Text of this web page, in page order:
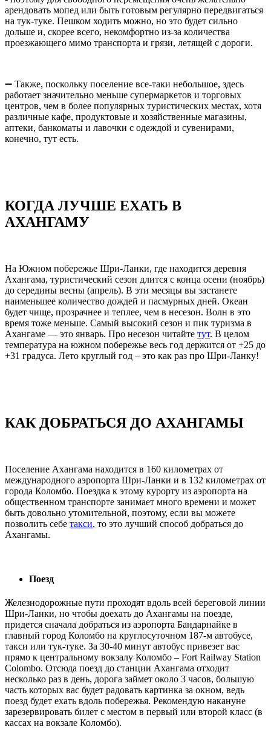
арендовать мопед или быть готовым регулярно передвигаться
на тук-туке. Пешком ходить можно, но это будет сильно
дольше и, скорее всего, некомфортно из-за количества
проезжающего мимо транспорта и грязи, летящей с дороги.
➖ Также, поскольку поселение все-таки небольшое, здесь
работает значительно меньше супермаркетов и торговых
центров, чем в более популярных туристических местах, хотя
различные кафе, продуктовые и хозяйственные магазины,
аптеки, банкоматы и лавочки с одеждой и сувенирами,
конечно, тут есть.
КОГДА ЛУЧШЕ ЕХАТЬ В
АХАНГАМУ
На Южном побережье Шри-Ланки, где находится деревня
Ахангама, туристический сезон длится с конца осени (ноябрь)
до середины весны (апрель). В эти месяцы вы застанете
наименьшее количество дождей и пасмурных дней. Океан
будет чище, прозрачнее и теплее, чем в несезон. Волн в это
время тоже меньше. Самый высокий сезон и пик туризма в
Ахангаме — это январь. Про несезон читайте тут. В целом
температура на южном побережье весь год держится от +25 до
+31 градуса. Лето круглый год – это как раз про Шри-Ланку!
КАК ДОБРАТЬСЯ ДО АХАНГАМЫ
Поселение Ахангама находится в 160 километрах от
международного аэропорта Шри-Ланки и в 132 километрах от
города Коломбо. Поездка к этому курорту из аэропорта на
общественном транспорте занимает много времени и может
быть довольно утомительной, поэтому, если вы можете
позволить себе такси, то это лучший способ добраться до
Ахангамы.
Поезд
Железнодорожные пути проходят вдоль всей береговой линии
Шри-Ланки, но чтобы доехать до Ахангамы на поезде,
придется сначала добраться из аэропорта Бандарнайке в
главный город Коломбо на круглосуточном 187-м автобусе,
такси или тук-туке. За 30-40 минут автобус привезет вас
прямо к центральному вокзалу Коломбо – Fort Railway Station
Colombo. Отсюда поезд до станции Ахангама отходит
несколько раз в день, дорога займет около 3 часов, большую
часть которых вас будет радовать картинка за окном, ведь
поезд будет ехать вдоль побережья. Рекомендую накануне
зарезервировать билет с местом в первый или второй класс (в
кассах на вокзале Коломбо).